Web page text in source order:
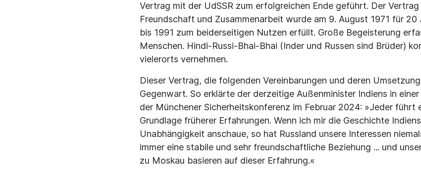
Vertrag mit der UdSSR zum erfolgreichen Ende ge­führt. Der Vertrag
Freundschaft und Zusammenarbeit wurde am 9. August 1971 für 20
bis 1991 zum beiderseitigen Nutzen erfüllt. Große Begeisterung
Menschen. Hindi-Russi-Bhai-Bhai (Inder und Russen sind Brüder)
vielerorts vernehmen.
Dieser Vertrag, die folgenden Vereinbarungen und deren
Gegenwart. So erklärte der derzeitige Außenminister Indiens in
der Münchener Sicherheitskonferenz im Februar 2024: »Jeder führt
Grundlage früherer Erfahrungen. Wenn ich mir die Geschichte
Unabhängigkeit anschaue, so hat Russland unsere Interessen
immer eine stabile und sehr freundschaftliche Beziehung ... und
zu Moskau basieren auf dieser Erfahrung.«